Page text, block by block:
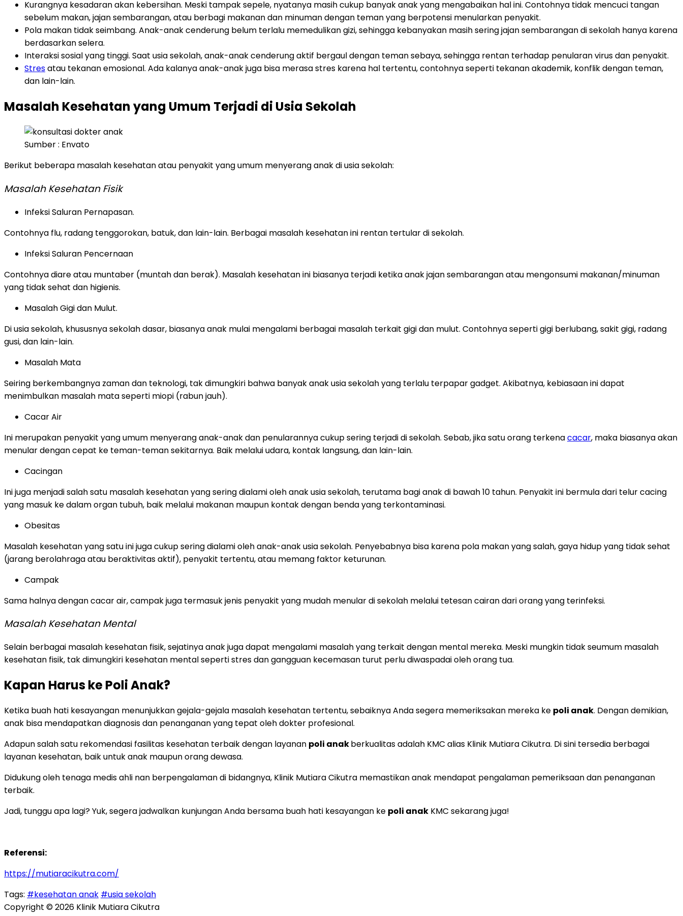
Kurangnya kesadaran akan kebersihan. Meski tampak sepele, nyatanya masih cukup banyak anak yang mengabaikan hal ini. Contohnya tidak mencuci tangan
sebelum makan, jajan sembarangan, atau berbagi makanan dan minuman dengan teman yang berpotensi menularkan penyakit.
Pola makan tidak seimbang. Anak-anak cenderung belum terlalu memedulikan gizi, sehingga kebanyakan masih sering jajan sembarangan di sekolah hanya karena
berdasarkan selera.
Interaksi sosial yang tinggi. Saat usia sekolah, anak-anak cenderung aktif bergaul dengan teman sebaya, sehingga rentan terhadap penularan virus dan penyakit.
Stresatau tekanan emosional. Ada kalanya anak-anak juga bisa merasa stres karena hal tertentu, contohnya seperti tekanan akademik, konflik dengan teman,
dan lain-lain.
Masalah Kesehatan yang Umum Terjadi di Usia Sekolah
Sumber : Envato
Berikut beberapa masalah kesehatan atau penyakit yang umum menyerang anak di usia sekolah:
Masalah Kesehatan Fisik
Infeksi Saluran Pernapasan.
Contohnya flu, radang tenggorokan, batuk, dan lain-lain. Berbagai masalah kesehatan ini rentan tertular di sekolah.
Infeksi Saluran Pencernaan
Contohnya diare atau muntaber (muntah dan berak). Masalah kesehatan ini biasanya terjadi ketika anak jajan sembarangan atau mengonsumi makanan/minuman
yang tidak sehat dan higienis.
Masalah Gigi dan Mulut.
Di usia sekolah, khususnya sekolah dasar, biasanya anak mulai mengalami berbagai masalah terkait gigi dan mulut. Contohnya seperti gigi berlubang, sakit gigi, radang
gusi, dan lain-lain.
Masalah Mata
Seiring berkembangnya zaman dan teknologi, tak dimungkiri bahwa banyak anak usia sekolah yang terlalu terpapar gadget. Akibatnya, kebiasaan ini dapat
menimbulkan masalah mata seperti miopi (rabun jauh).
Cacar Air
Ini merupakan penyakit yang umum menyerang anak-anak dan penularannya cukup sering terjadi di sekolah. Sebab, jika satu orang terkenacacar, maka biasanya akan
menular dengan cepat ke teman-teman sekitarnya. Baik melalui udara, kontak langsung, dan lain-lain.
Cacingan
Ini juga menjadi salah satu masalah kesehatan yang sering dialami oleh anak usia sekolah, terutama bagi anak di bawah 10 tahun. Penyakit ini bermula dari telur cacing
yang masuk ke dalam organ tubuh, baik melalui makanan maupun kontak dengan benda yang terkontaminasi.
Obesitas
Masalah kesehatan yang satu ini juga cukup sering dialami oleh anak-anak usia sekolah. Penyebabnya bisa karena pola makan yang salah, gaya hidup yang tidak sehat
(jarang berolahraga atau beraktivitas aktif), penyakit tertentu, atau memang faktor keturunan.
Campak
Sama halnya dengan cacar air, campak juga termasuk jenis penyakit yang mudah menular di sekolah melalui tetesan cairan dari orang yang terinfeksi.
Masalah Kesehatan Mental
Selain berbagai masalah kesehatan fisik, sejatinya anak juga dapat mengalami masalah yang terkait dengan mental mereka. Meski mungkin tidak seumum masalah
kesehatan fisik, tak dimungkiri kesehatan mental seperti stres dan gangguan kecemasan turut perlu diwaspadai oleh orang tua.
Kapan Harus ke Poli Anak?
Ketika buah hati kesayangan menunjukkan gejala-gejala masalah kesehatan tertentu, sebaiknya Anda segera memeriksakan mereka ke poli anak. Dengan demikian,
anak bisa mendapatkan diagnosis dan penanganan yang tepat oleh dokter profesional.
Adapun salah satu rekomendasi fasilitas kesehatan terbaik dengan layanan poli anakberkualitas adalah KMC alias Klinik Mutiara Cikutra. Di sini tersedia berbagai
layanan kesehatan, baik untuk anak maupun orang dewasa.
Didukung oleh tenaga medis ahli nan berpengalaman di bidangnya, Klinik Mutiara Cikutra memastikan anak mendapat pengalaman pemeriksaan dan penanganan
terbaik.
Jadi, tunggu apa lagi? Yuk, segera jadwalkan kunjungan Anda bersama buah hati kesayangan ke poli anak KMC sekarang juga!
Referensi:
https://mutiaracikutra.com/
Tags: #kesehatan anak #usia sekolah
Copyright © 2026 Klinik Mutiara Cikutra